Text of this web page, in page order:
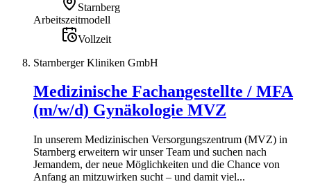
Starnberg
Arbeitszeitmodell
Vollzeit
Starnberger Kliniken GmbH
Medizinische Fachangestellte / MFA
(m/w/d) Gynäkologie MVZ
In unserem Medizinischen Versorgungszentrum (MVZ) in
Starnberg erweitern wir unser Team und suchen nach
Jemandem, der neue Möglichkeiten und die Chance von
Anfang an mitzuwirken sucht – und damit viel...